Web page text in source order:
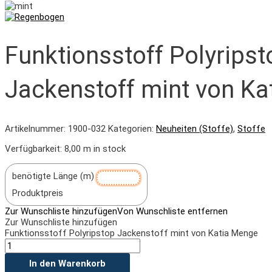
Funktionsstoff
Jackenstoff mint von
Artikelnummer: 1900-032 Kategorien: Neuheiten (Stoffe), Stoffe
Verfügbarkeit: 8,00 m in stock
benötigte Länge (m)
Produktpreis
Zur Wunschliste hinzufügenVon Wunschliste entfernen
Zur Wunschliste hinzufügen
Funktionsstoff Polyripstop Jackenstoff mint von Katia Menge
In den Warenkorb